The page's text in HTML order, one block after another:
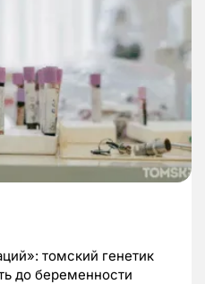
томский генетик
до беременности